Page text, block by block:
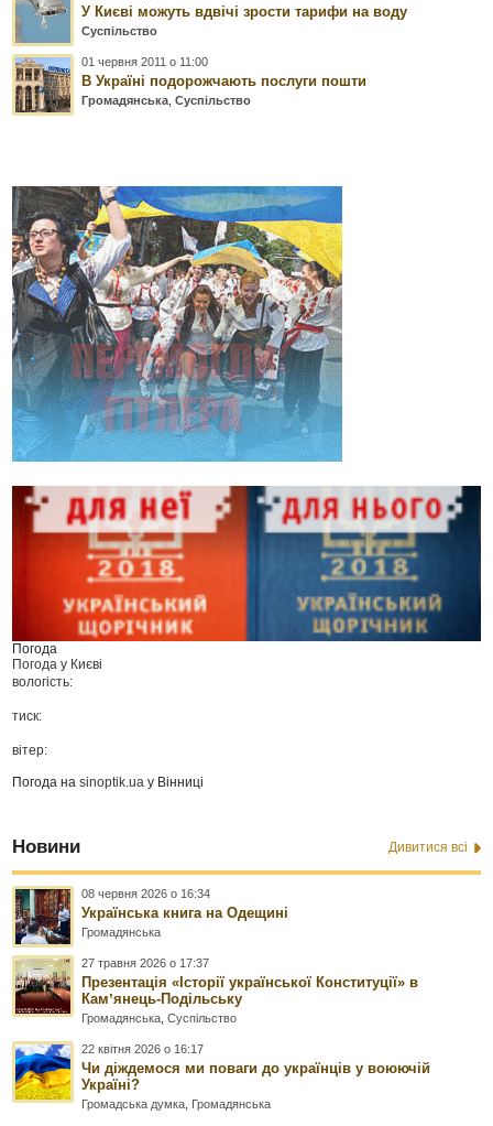
У Києві можуть вдвічі зрости тарифи на воду
Суспільство
01 червня 2011 о 11:00
В Україні подорожчають послуги пошти
Громадянська ,Суспільство
Погода
Погода у Києві
вологість:
тиск:
вітер:
Погода наsinoptik.ua у Вінниці
Новини Дивитися всі
08 червня 2026 о 16:34
Українська книга на Одещині
Громадянська
27 травня 2026 о 17:37
Презентація «Історії української Конституції» в
Камʼянець-Подільську
Громадянська ,Суспільство
22 квітня 2026 о 16:17
Чи діждемося ми поваги до українців у воюючій
Україні?
Громадська думка Громадянська